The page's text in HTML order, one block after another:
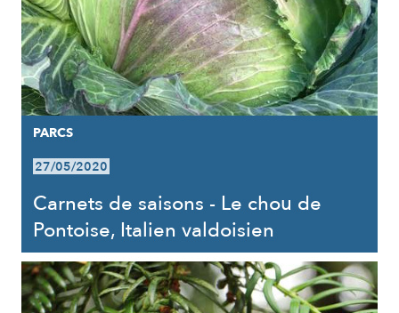
PARCS
27/05/2020
Carnets de saisons - Le chou de
Pontoise, Italien valdoisien